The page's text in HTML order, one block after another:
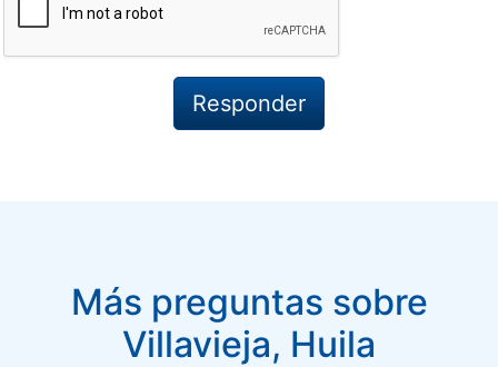
Más preguntas sobre
Villavieja, Huila